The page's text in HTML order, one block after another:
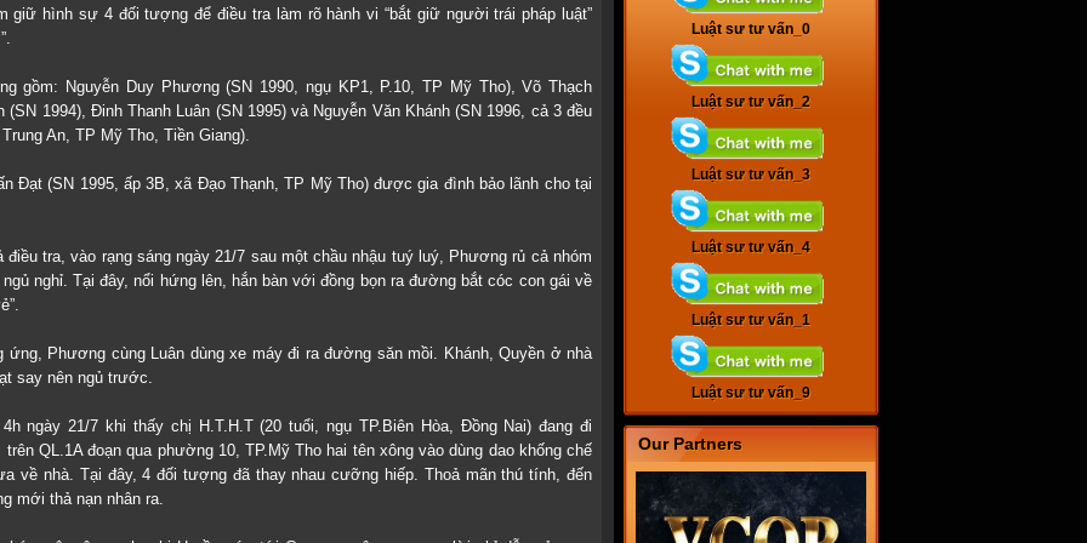
giữ hình sự 4 đối tượng để điều tra làm rõ hành vi “bắt giữ người trái pháp luật”
gồm: Nguyễn Duy Phương (SN 1990, ngụ KP1, P.10, TP Mỹ Tho), Võ Thạch
(SN 1994), Đinh Thanh Luân (SN 1995) và Nguyễn Văn Khánh (SN 1996, cả 3 đều
An, TP Mỹ Tho, Tiền Giang).
Đạt (SN 1995, ấp 3B, xã Đạo Thạnh, TP Mỹ Tho) được gia đình bảo lãnh cho tại
điều tra, vào rạng sáng ngày 21/7 sau một chầu nhậu tuý luý, Phương rủ cả nhóm
nghỉ. Tại đây, nổi hứng lên, hắn bàn với đồng bọn ra đường bắt cóc con gái về
Phương cùng Luân dùng xe máy đi ra đường săn mồi. Khánh, Quyền ở nhà
say nên ngủ trước.
ngày 21/7 khi thấy chị H.T.H.T (20 tuổi, ngụ TP.Biên Hòa, Đồng Nai) đang đi
trên QL.1A đoạn qua phường 10, TP.Mỹ Tho hai tên xông vào dùng dao khống chế
về nhà. Tại đây, 4 đối tượng đã thay nhau cưỡng hiếp. Thoả mãn thú tính, đến
mới thả nạn nhân ra.
Luật sư tư vấn_0
Luật sư tư vấn_2
Luật sư tư vấn_3
Luật sư tư vấn_4
Luật sư tư vấn_1
Luật sư tư vấn_9
Our Partners